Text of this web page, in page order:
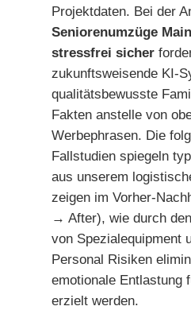
Projektdaten. Bei der
Seniorenumzüge
stressfrei sicher
zukunftsweisende KI-
qualitätsbewusste
Fakten anstelle von
Werbephrasen. Die
Fallstudien spiegeln
aus unserem
zeigen im Vorher-
→ After), wie durch
von Spezialequipment
Personal Risiken
emotionale Entlastung
erzielt werden.